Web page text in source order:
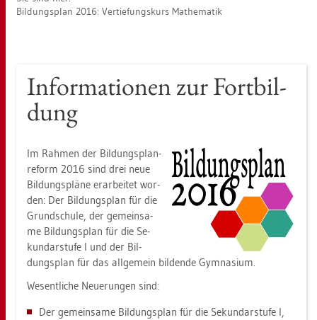
Bil­dungs­plan 2016: Ver­tie­fungs­kurs Ma­the­ma­tik
In­for­ma­tio­nen zur Fort­bil­
dung
Im Rah­men der Bil­dungs­plan­
re­form 2016 sind drei neue
Bil­dungs­plä­ne er­ar­bei­tet wor­
den: Der Bil­dungs­plan für die
Grund­schu­le, der ge­mein­sa­
me Bil­dungs­plan für die Se­
kun­dar­stu­fe I und der Bil­
dungs­plan für das all­ge­mein bil­den­de Gym­na­si­um.
We­sent­li­che Neue­run­gen sind:
Der ge­mein­sa­me Bil­dungs­plan für die Se­kun­dar­stu­fe I,